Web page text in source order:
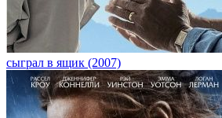
сыграл в ящик (2007)